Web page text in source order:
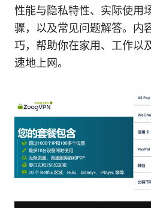
性能与隐私特性、实际使用
骤，以及常见问题解答。内
巧，帮助你在家用、工作以
速地上网。